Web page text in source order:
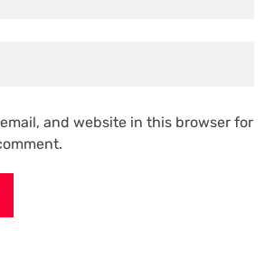
and website in this browser for